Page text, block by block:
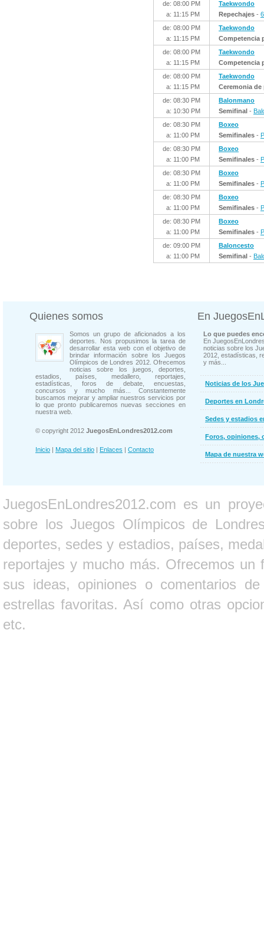
de: 08:00 PM
a: 11:15 PM
Taekwondo
Repechajes -
de: 08:00 PM
a: 11:15 PM
Taekwondo
Competencia
de: 08:00 PM
a: 11:15 PM
Taekwondo
Competencia
de: 08:00 PM
a: 11:15 PM
Taekwondo
Ceremonia de
de: 08:30 PM
a: 10:30 PM
Balonmano
Semifinal -
de: 08:30 PM
a: 11:00 PM
Boxeo
Semifinales -
de: 08:30 PM
a: 11:00 PM
Boxeo
Semifinales -
de: 08:30 PM
a: 11:00 PM
Boxeo
Semifinales -
de: 08:30 PM
a: 11:00 PM
Boxeo
Semifinales -
de: 08:30 PM
a: 11:00 PM
Boxeo
Semifinales -
de: 09:00 PM
a: 11:00 PM
Baloncesto
Semifinal -
Quienes somos
Somos un grupo de aficionados a los
deportes. Nos propusimos la tarea de
desarrollar esta web con el objetivo de
brindar información sobre los Juegos
Olímpicos de Londres 2012. Ofrecemos
noticias sobre los juegos, deportes,
estadios, países, medallero, reportajes,
estadísticas, foros de debate, encuestas,
concursos y mucho más... Constantemente
buscamos mejorar y ampliar nuestros servicios por
lo que pronto publicaremos nuevas secciones en
nuestra web.
© copyright 2012 JuegosEnLondres2012.com
Inicio | Mapa del sitio | Enlaces | Contacto
En
Lo que puedes
En
noticias sobre los
2012, estadísticas,
y más...
Noticias de los
Deportes en
Sedes y estadios
Foros, opiniones,
Mapa de nuestra
JuegosEnLondres2012.com es un
sobre los Juegos Olímpicos de
deportes, sedes y estadios, países,
reportajes y mucho más. Ofrecemos un
sus ideas, opiniones o comentarios
estrellas favoritas. Así como otras
etc.